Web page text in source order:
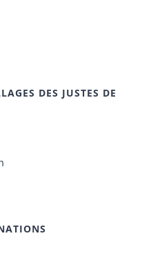
DES JUSTES DE